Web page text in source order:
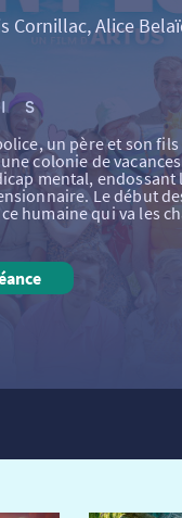
Cornillac, Alice
un père et son
colonie de
mental, endossant
Le début
humaine qui va les